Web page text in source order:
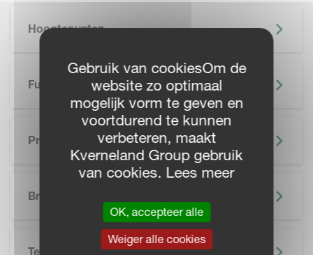
Hoogtepunten
Functionaliteiten
Precisielandbouw
Brochure
SKIP BROCHURE
Technische Specificatie
Gebruik van cookiesOm de
website zo optimaal
mogelijk vorm te geven en
voortdurend te kunnen
verbeteren, maakt
Kverneland Group gebruik
van cookies. Lees meer
OK, accepteer alle
Weiger alle cookies